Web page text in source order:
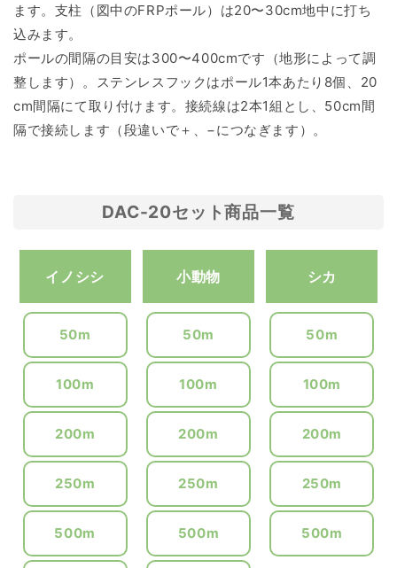
ます。支柱（図中のFRPポール）は20〜30cm地中に打ち
込みます。
ポールの間隔の目安は300〜400cmです（地形によって調
整します）。ステンレスフックはポール1本あたり8個、20
cm間隔にて取り付けます。接続線は2本1組とし、50cm間
隔で接続します（段違いで＋、−につなぎます）。
DAC-20セット商品一覧
イノシシ
50m
100m
200m
250m
500m
小動物
50m
100m
200m
250m
500m
シカ
50m
100m
200m
250m
500m